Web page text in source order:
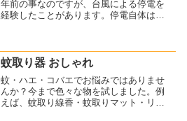
年前の事なのですが、台風による停電を
経験したことがあります。停電自体は、
稼働してくれてデータは...
蚊取り器 おしゃれ
蚊・ハエ・コバエでお悩みではありませ
んか？今まで色々な物を試しました。例
えば、蚊取り線香・蚊取りマット・リキ